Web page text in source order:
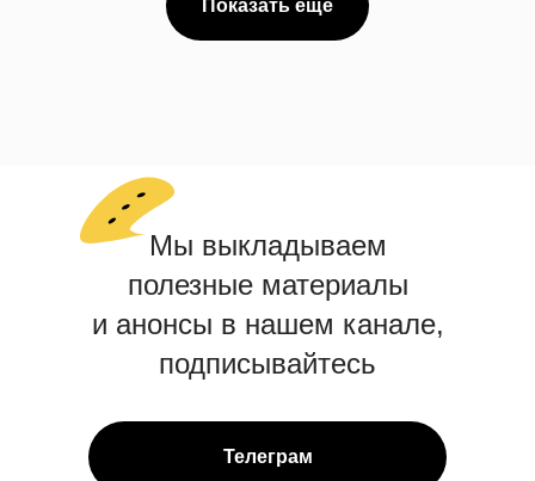
Показать еще
Мы выкладываем
полезные материалы
и анонсы в нашем канале,
подписывайтесь
Телеграм
Успейте зафиксировать скидку